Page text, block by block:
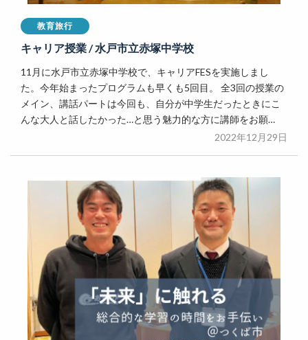
教育旅行
キャリア授業 / 水戸市立赤塚中学校
11月に水戸市立赤塚中学校で、キャリアFESを実施しまし
た。今年始まったプログラムも早くも5回目。 全3回の授業の
メイン、講話パートは今回も、自分が中学生だったときにこ
んな大人と話したかった…と思う魅力的な方に講師をお願…
2022年12月29日